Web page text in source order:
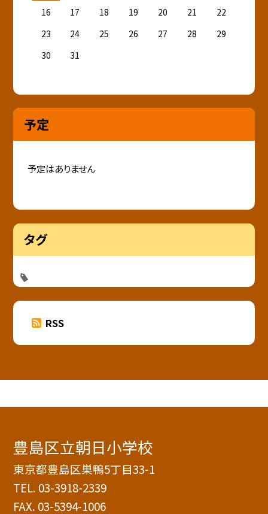
16
17 18 19 20 21
22
23
24 25 26 27 28
29
30
31
予定
予定はありません
タグ
RSS
豊島区立朝日小学校
東京都豊島区巣鴨5丁目33-1
TEL. 03-3918-2339
FAX. 03-5394-1006